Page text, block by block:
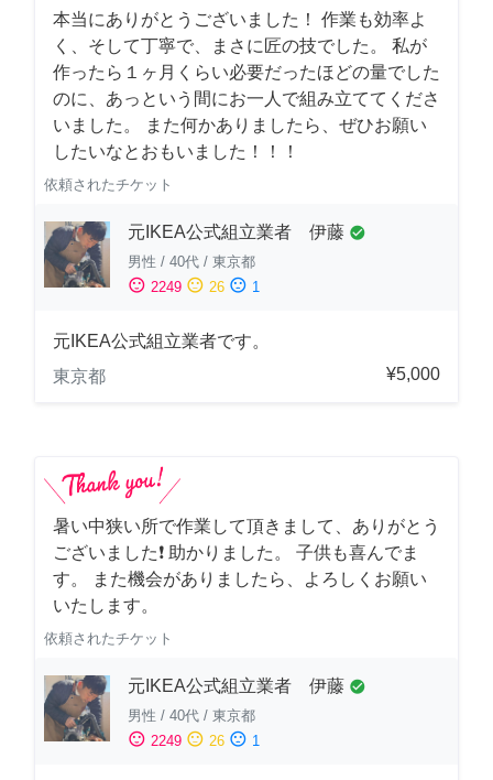
本当にありがとうございました！ 作業も効率よ
く、そして丁寧で、まさに匠の技でした。 私が
作ったら１ヶ月くらい必要だったほどの量でした
のに、あっという間にお一人で組み立ててくださ
いました。 また何かありましたら、ぜひお願い
したいなとおもいました！！！
依頼されたチケット
元IKEA公式組立業者 伊藤 check_circle
男性 / 40代 / 東京都
sentiment_satisfied 2249 sentiment_neutral 26 sentiment_dissatisfied 1
元IKEA公式組立業者です。
東京都
¥5,000
暑い中狭い所で作業して頂きまして、ありがとう
ございました❗️ 助かりました。 子供も喜んでま
す。 また機会がありましたら、よろしくお願い
いたします。
依頼されたチケット
元IKEA公式組立業者 伊藤 check_circle
男性 / 40代 / 東京都
sentiment_satisfied 2249 sentiment_neutral 26 sentiment_dissatisfied 1